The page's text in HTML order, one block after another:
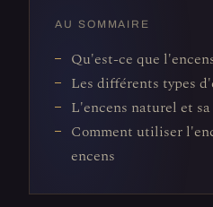
AU SOMMAIRE
Qu'est-ce que
Les différents types
L'encens naturel et
Comment utiliser
encens